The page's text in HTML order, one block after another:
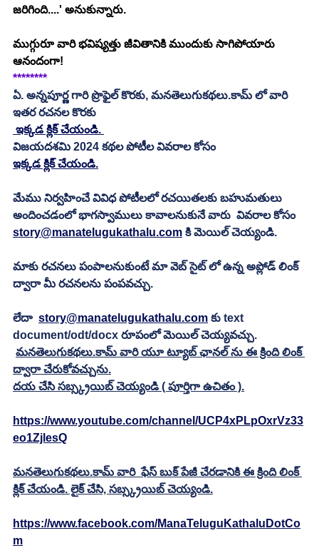
జరిగింది....' అనుకున్నారు.
ముగ్గురూ వారి భవిష్యత్తు జీవితానికి ముందుకు సాగిపోయారు
ఆనందంగా!
********
ఏ. అన్నపూర్ణ గారి ప్రొఫైల్ కొరకు, మనతెలుగుకథలు.కామ్ లో వారి
ఇతర రచనల కొరకు
ఇక్కడ క్లిక్ చేయండి.
విజయదశమి 2024 కథల పోటీల వివరాల కోసం
ఇక్కడ క్లిక్ చేయండి.
మేము నిర్వహించే వివిధ పోటీలలో రచయితలకు బహుమతులు
అందించడంలో భాగస్వాములు కావాలనుకునే వారు  వివరాల కోసం
story@manatelugukathalu.com కి మెయిల్ చెయ్యండి.
మాకు రచనలు పంపాలనుకుంటే మా వెబ్ సైట్ లో ఉన్న అప్లోడ్ లింక్
ద్వారా మీ రచనలను పంపవచ్చు.
లేదా story@manatelugukathalu.com కు text
document/odt/docx రూపంలో మెయిల్ చెయ్యవచ్చు.
మనతెలుగుకథలు.కామ్ వారి యూ ట్యూబ్ ఛానల్ ను ఈ క్రింది లింక్
ద్వారా చేరుకోవచ్చును.
దయ చేసి సబ్స్క్రయిబ్ చెయ్యండి ( పూర్తిగా ఉచితం ).
https://www.youtube.com/channel/UCP4xPLpOxrVz33
eo1ZjlesQ
మనతెలుగుకథలు.కామ్ వారి  ఫేస్ బుక్ పేజీ చేరడానికి ఈ క్రింది లింక్
క్లిక్ చేయండి. లైక్ చేసి, సబ్స్క్రయిబ్ చెయ్యండి.
https://www.facebook.com/ManaTeluguKathaluDotCo
m